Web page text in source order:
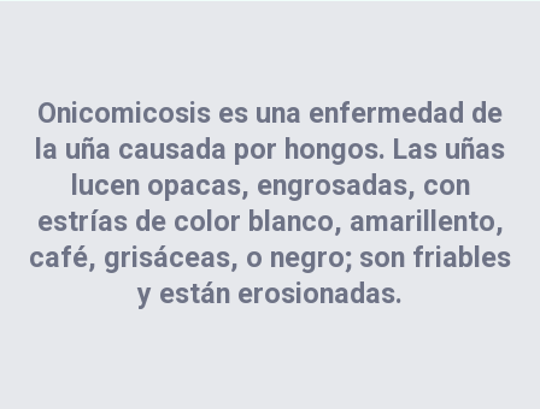
Onicomicosis es una enfermedad de
la uña causada por hongos. Las uñas
lucen opacas, engrosadas, con
estrías de color blanco, amarillento,
café, grisáceas, o negro; son friables
y están erosionadas.